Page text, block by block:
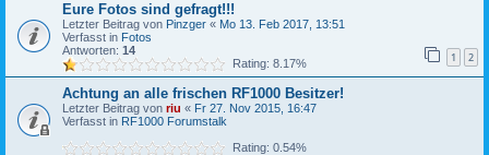
Eure Fotos sind gefragt!!!
Letzter Beitrag von Pinzger « Mo 13. Feb 2017, 13:51
Verfasst in Fotos
Antworten: 14 1 2
Rating: 8.17%
Achtung an alle frischen RF1000 Besitzer!
Letzter Beitrag von riu « Fr 27. Nov 2015, 16:47
Verfasst in RF1000 Forumstalk
Rating: 0.54%